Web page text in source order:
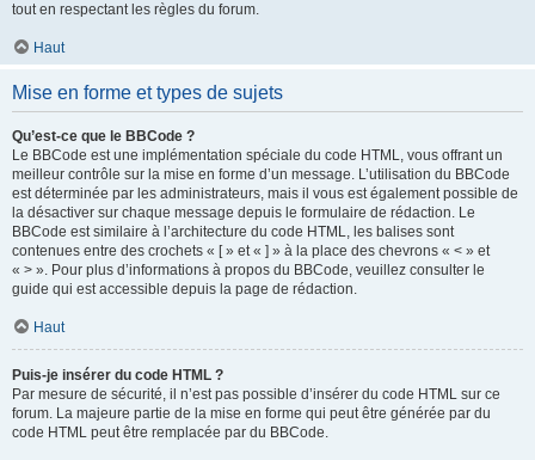
tout en respectant les règles du forum.
Haut
Mise en forme et types de sujets
Qu’est-ce que le BBCode ?
Le BBCode est une implémentation spéciale du code HTML, vous offrant un
meilleur contrôle sur la mise en forme d’un message. L’utilisation du BBCode
est déterminée par les administrateurs, mais il vous est également possible de
la désactiver sur chaque message depuis le formulaire de rédaction. Le
BBCode est similaire à l’architecture du code HTML, les balises sont
contenues entre des crochets « [ » et « ] » à la place des chevrons « < » et
« > ». Pour plus d’informations à propos du BBCode, veuillez consulter le
guide qui est accessible depuis la page de rédaction.
Haut
Puis-je insérer du code HTML ?
Par mesure de sécurité, il n’est pas possible d’insérer du code HTML sur ce
forum. La majeure partie de la mise en forme qui peut être générée par du
code HTML peut être remplacée par du BBCode.